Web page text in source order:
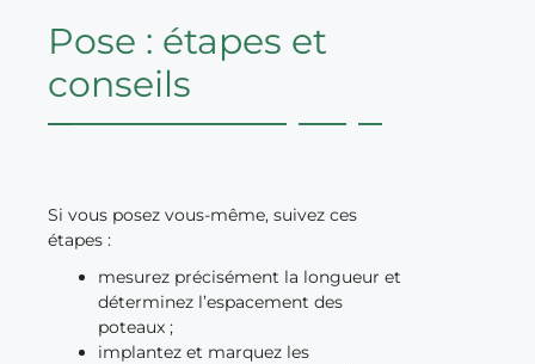
Pose : étapes et
conseils
Si vous posez vous-même, suivez ces
étapes :
mesurez précisément la longueur et
déterminez l’espacement des
poteaux ;
implantez et marquez les